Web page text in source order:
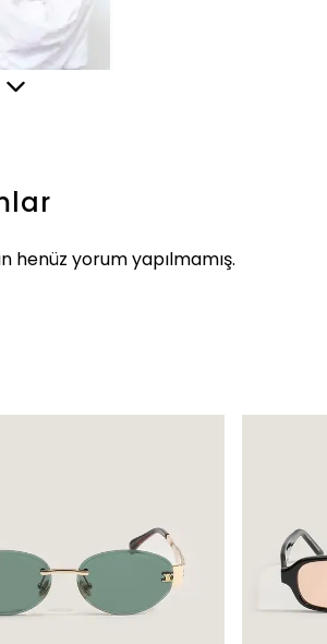
henüz yorum yapılmamış.